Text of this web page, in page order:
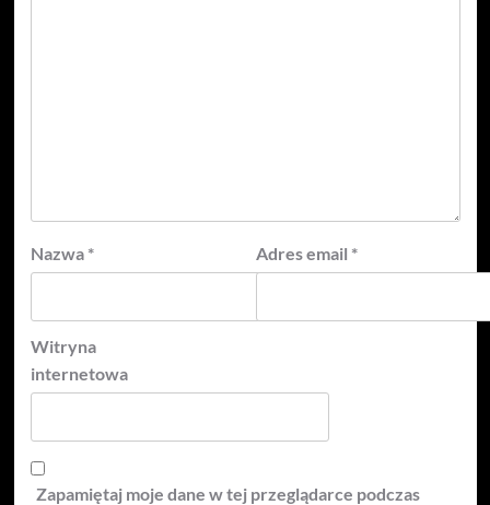
Nazwa * Adres email *
Witryna
internetowa
Zapamiętaj moje dane w tej przeglądarce podczas